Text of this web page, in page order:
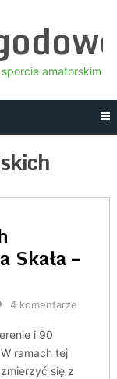
amatorskim
Skała –
4 komentarze
i 90
ramach tej
się z